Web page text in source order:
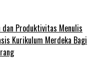
Produktivitas Menulis
Kurikulum Merdeka Bagi